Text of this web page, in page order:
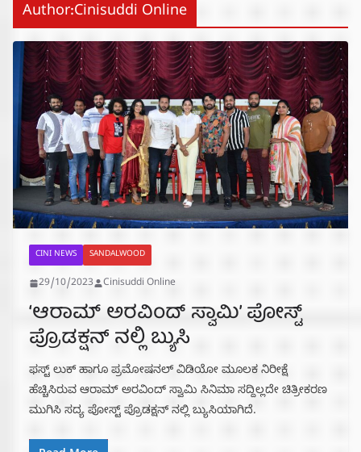
Author:Cinisuddi Online
CINI NEWS SANDALWOOD
29/10/2023 Cinisuddi Online
‘ಆರಾಮ್ ಅರವಿಂದ್ ಸ್ವಾಮಿ’ ಪೋಸ್ಟ್
ಪ್ರೊಡಕ್ಷನ್ ನಲ್ಲಿ ಬ್ಯುಸಿ
ಫಸ್ಟ್ ಲುಕ್ ಹಾಗೂ ಪ್ರಮೋಷನಲ್ ವಿಡಿಯೋ ಮೂಲಕ ನಿರೀಕ್ಷೆ
ಹೆಚ್ಚಿಸಿರುವ ಆರಾಮ್ ಅರವಿಂದ್ ಸ್ವಾಮಿ ಸಿನಿಮಾ ಸದ್ದಿಲ್ಲದೇ ಚಿತ್ರೀಕರಣ
ಮುಗಿಸಿ ಸದ್ಯ ಪೋಸ್ಟ್ ಪ್ರೊಡಕ್ಷನ್ ನಲ್ಲಿ ಬ್ಯುಸಿಯಾಗಿದೆ.